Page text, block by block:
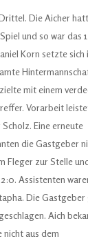
Die Aicher
und so war das
Korn setzte sich
mit einem
Vorarbeit
Eine erneute
die Gastgeber
Fleger zur Stelle
Assistenten
Die Gastgeber
Aich
nicht aus dem